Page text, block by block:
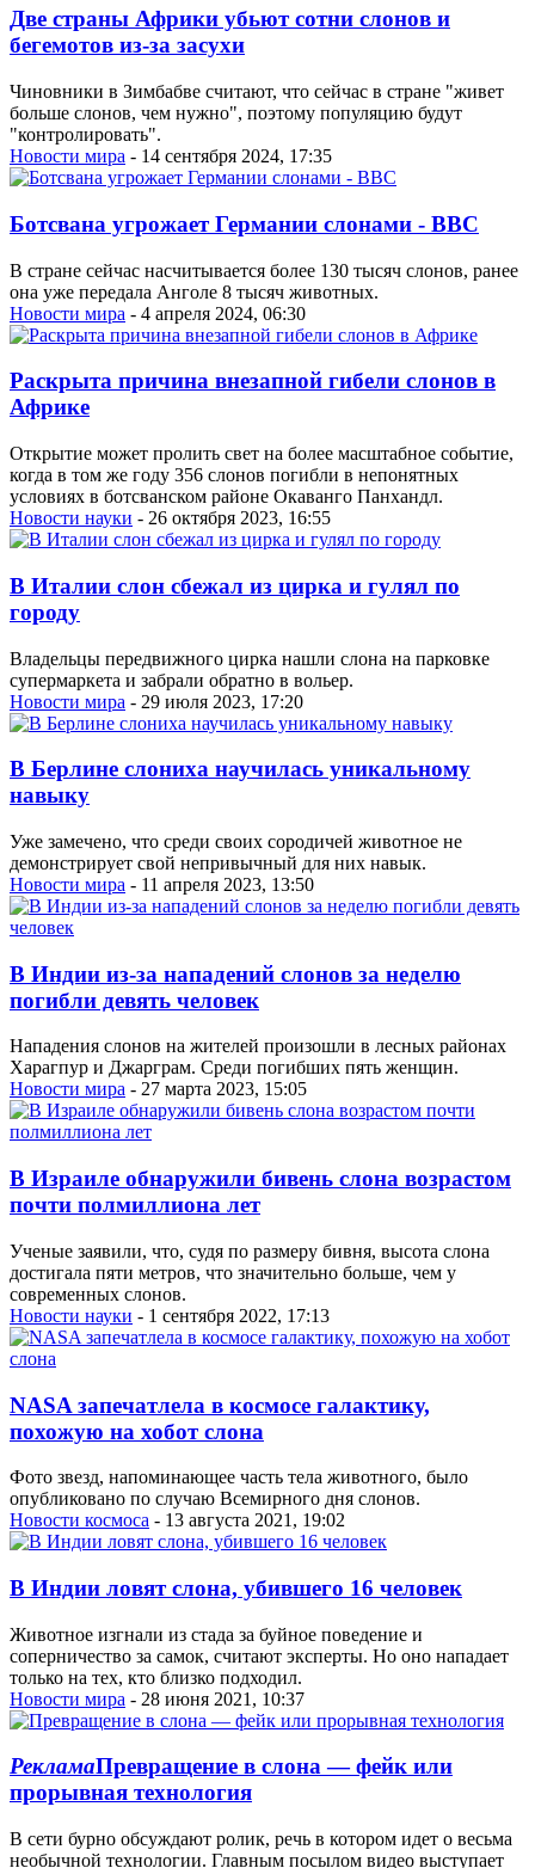
Две страны Африки убьют сотни слонов и
бегемотов из-за засухи
Чиновники в Зимбабве считают, что сейчас в стране "живет
больше слонов, чем нужно", поэтому популяцию будут
"контролировать".
Новости мира - 14 сентября 2024, 17:35
Ботсвана угрожает Германии слонами - ВВС
В стране сейчас насчитывается более 130 тысяч слонов, ранее
она уже передала Анголе 8 тысяч животных.
Новости мира - 4 апреля 2024, 06:30
Раскрыта причина внезапной гибели слонов в
Африке
Открытие может пролить свет на более масштабное событие,
когда в том же году 356 слонов погибли в непонятных
условиях в ботсванском районе Окаванго Панхандл.
Новости науки - 26 октября 2023, 16:55
В Италии слон сбежал из цирка и гулял по
городу
Владельцы передвижного цирка нашли слона на парковке
супермаркета и забрали обратно в вольер.
Новости мира - 29 июля 2023, 17:20
В Берлине слониха научилась уникальному
навыку
Уже замечено, что среди своих сородичей животное не
демонстрирует свой непривычный для них навык.
Новости мира - 11 апреля 2023, 13:50
В Индии из-за нападений слонов за неделю
погибли девять человек
Нападения слонов на жителей произошли в лесных районах
Харагпур и Джарграм. Среди погибших пять женщин.
Новости мира - 27 марта 2023, 15:05
В Израиле обнаружили бивень слона возрастом
почти полмиллиона лет
Ученые заявили, что, судя по размеру бивня, высота слона
достигала пяти метров, что значительно больше, чем у
современных слонов.
Новости науки - 1 сентября 2022, 17:13
NASA запечатлела в космосе галактику,
похожую на хобот слона
Фото звезд, напоминающее часть тела животного, было
опубликовано по случаю Всемирного дня слонов.
Новости космоса - 13 августа 2021, 19:02
В Индии ловят слона, убившего 16 человек
Животное изгнали из стада за буйное поведение и
соперничество за самок, считают эксперты. Но оно нападает
только на тех, кто близко подходил.
Новости мира - 28 июня 2021, 10:37
РекламаПревращение в слона — фейк или
прорывная технология
В сети бурно обсуждают ролик, речь в котором идет о весьма
необычной технологии. Главным посылом видео выступает